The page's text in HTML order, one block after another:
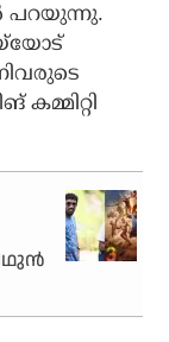
പറയുന്നു.